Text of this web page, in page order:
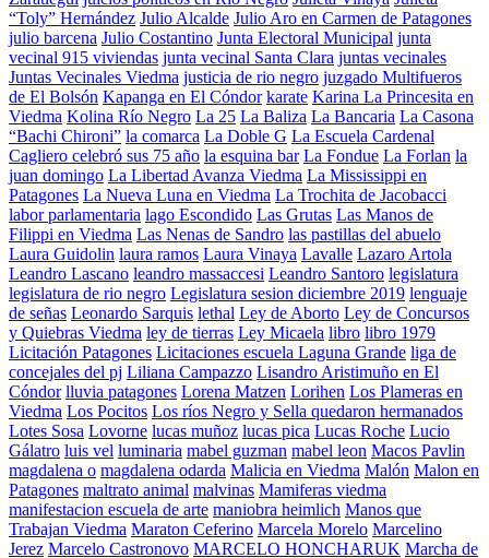
“Toly” Hernández Julio Alcalde Julio Aro en Carmen de Patagones
julio barcena Julio Costantino Junta Electoral Municipal junta
vecinal 915 viviendas junta vecinal Santa Clara juntas vecinales
Juntas Vecinales Viedma justicia de rio negro juzgado Multifueros
de El Bolsón Kapanga en El Cóndor karate Karina La Princesita en
Viedma Kolina Río Negro La 25 La Baliza La Bancaria La Casona
“Bachi Chironi” la comarca La Doble G La Escuela Cardenal
Cagliero celebró sus 75 año la esquina bar La Fondue La Forlan la
juan domingo La Libertad Avanza Viedma La Mississippi en
Patagones La Nueva Luna en Viedma La Trochita de Jacobacci
labor parlamentaria lago Escondido Las Grutas Las Manos de
Filippi en Viedma Las Nenas de Sandro las pastillas del abuelo
Laura Guidolin laura ramos Laura Vinaya Lavalle Lazaro Artola
Leandro Lascano leandro massaccesi Leandro Santoro legislatura
legislatura de rio negro Legislatura sesion diciembre 2019 lenguaje
de señas Leonardo Sarquis lethal Ley de Aborto Ley de Concursos
y Quiebras Viedma ley de tierras Ley Micaela libro libro 1979
Licitación Patagones Licitaciones escuela Laguna Grande liga de
concejales del pj Liliana Campazzo Lisandro Aristimuño en El
Cóndor lluvia patagones Lorena Matzen Lorihen Los Plameras en
Viedma Los Pocitos Los ríos Negro y Sella quedaron hermanados
Lotes Sosa Lovorne lucas muñoz lucas pica Lucas Roche Lucio
Gálatro luis vel luminaria mabel guzman mabel leon Macos Pavlin
magdalena o magdalena odarda Malicia en Viedma Malón Malon en
Patagones maltrato animal malvinas Mamiferas viedma
manifestacion escuela de arte maniobra heimlich Manos que
Trabajan Viedma Maraton Ceferino Marcela Morelo Marcelino
Jerez Marcelo Castronovo MARCELO HONCHARUK Marcha de